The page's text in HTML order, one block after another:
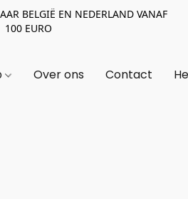
BELGIË EN NEDERLAND VANAF
100 EURO
Over ons Contact